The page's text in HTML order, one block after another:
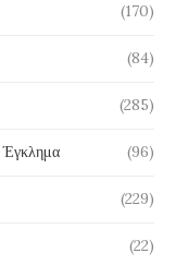
(170)
(84)
(285)
Έγκλημα (96)
(229)
(22)